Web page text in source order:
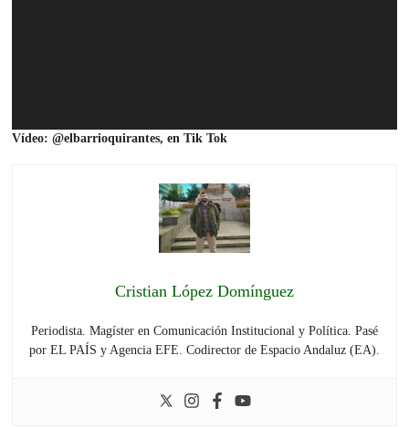
Vídeo: @elbarrioquirantes, en Tik Tok
Cristian López Domínguez
Periodista. Magíster en Comunicación Institucional y Política. Pasé
por EL PAÍS y Agencia EFE. Codirector de Espacio Andaluz (EA).